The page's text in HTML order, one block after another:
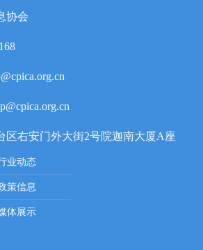
业动态
策信息
体展示
协会
区右安门外大街2号院迦南大厦A座